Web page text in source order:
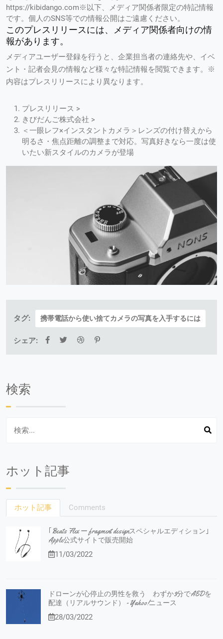
https://kibidango.com※以下、メディア関係者限定の特記情報
です。個人のSNS等での情報公開はご遠慮ください。
このプレスリリースには、メディア関係者向けの情
報があります。
メディアユーザー登録を行うと、企業担当者の連絡先や、イベ
ント・記者会見の情報など様々な特記情報を閲覧できます。※
内容はプレスリリースにより異なります。
プレスリリース >
きびだんご株式会社 >
＜一眼レフ×インスタントカメラ＞レンズの付け替えから
明るさ・焦点距離の調整まで対応。写真好きなら一度は使
いたい新スタイルのカメラが登場
タグ: 携帯電話から使い捨てカメラの写真を入手するには
シェア:
検索
ホット記事
ホット記事 Comments
｢Beats Flex ー fragment designスペシャルエディション｣
Apple公式サイトで販売開始
11/03/2022
ドローンが心停止の男性を救う わずか3分でAEDを
配達（リアルサウンド） - Yahoo!ニュース
28/03/2022